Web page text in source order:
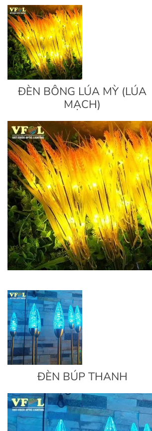
ĐÈN BÔNG LÚA MỲ (LÚA
MẠCH)
ĐÈN BÚP THANH